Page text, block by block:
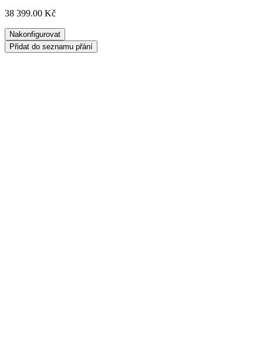
38 399.00 Kč
Nakonfigurovat
Přidat do seznamu přání